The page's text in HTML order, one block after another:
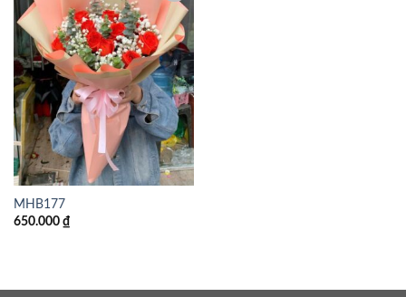
Add to
wishlist
MHB177
650.000 ₫